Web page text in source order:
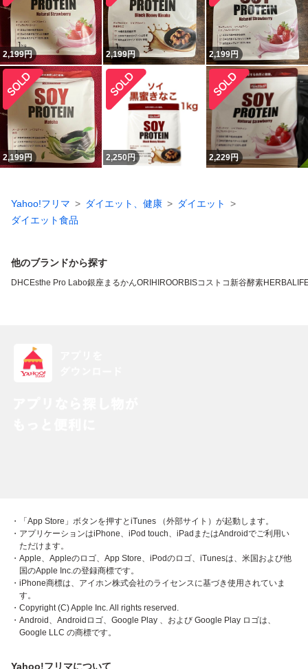
2,199円 2,199円 2,199円
2,199円 2,250 円 2,229円
Yahoo!フリマ ダイエット、健康
ダイエット
ダイエット食品
他のブランドから探す
DHC Esthe Pro Labo銀座まるかんORIHIROORBISコストコ新谷酵素
・「App Store」ボタンを押すとiTunes （外部サイト）が起動します。
・アプリケーションはiPhone、iPod touch、iPadまたはAndroidでご利用い
ただけます。
・Apple、Appleのロゴ、App Store、iPodのロゴ、iTunesは、米国および他
国のApple Inc.の登録商標です。
・iPhone商標は、アイホン株式会社のライセンスに基づき使用されていま
す。
・Copyright (C) Apple Inc. All rights reserved.
・Android、Androidロゴ、Google Play 、および Google Play ロゴは、
Google LLC の商標です。
Yahoo!フリマについて